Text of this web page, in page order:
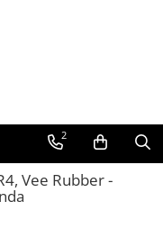
2
Vee Rubber -